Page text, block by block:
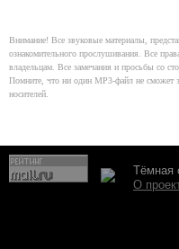
Внимание! Все звуковые материалы,
ознакомительного прослушивания. Все
владельцам. Все замечания и просьбы со
Помните, что ни один MP3-файл не сможет
носителей.
Тёмная
О